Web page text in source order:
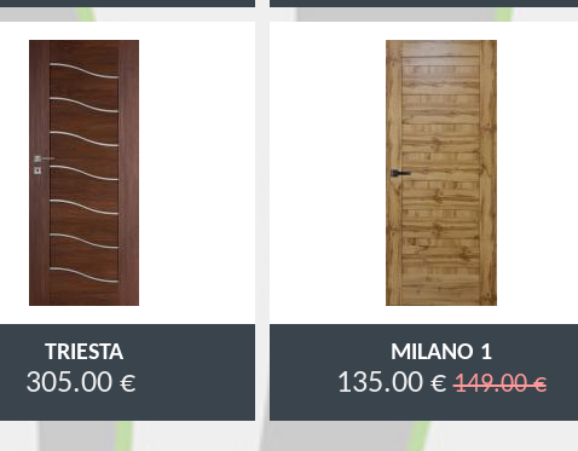
TRIESTA
305.00 €
MILANO 1
135.00 € 149.00 €